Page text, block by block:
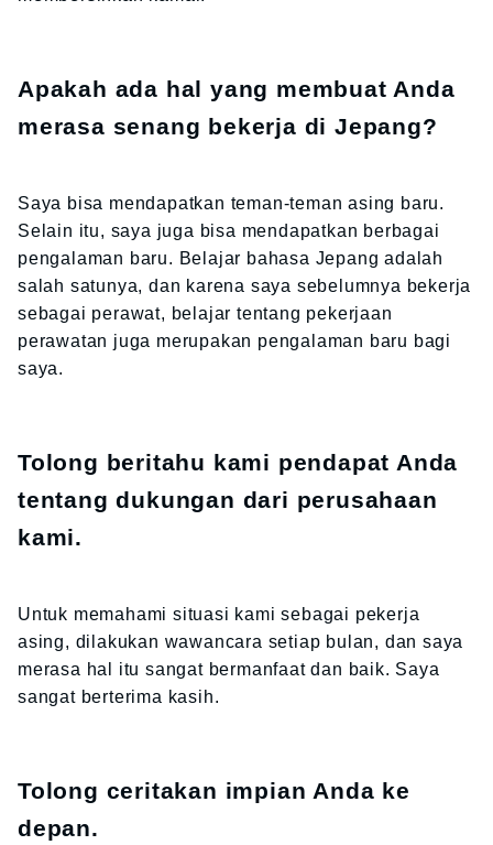
Apakah ada hal yang membuat Anda
merasa senang bekerja di Jepang?
Saya bisa mendapatkan teman-teman asing baru.
Selain itu, saya juga bisa mendapatkan berbagai
pengalaman baru. Belajar bahasa Jepang adalah
salah satunya, dan karena saya sebelumnya bekerja
sebagai perawat, belajar tentang pekerjaan
perawatan juga merupakan pengalaman baru bagi
saya.
Tolong beritahu kami pendapat Anda
tentang dukungan dari perusahaan
kami.
Untuk memahami situasi kami sebagai pekerja
asing, dilakukan wawancara setiap bulan, dan saya
merasa hal itu sangat bermanfaat dan baik. Saya
sangat berterima kasih.
Tolong ceritakan impian Anda ke
depan.